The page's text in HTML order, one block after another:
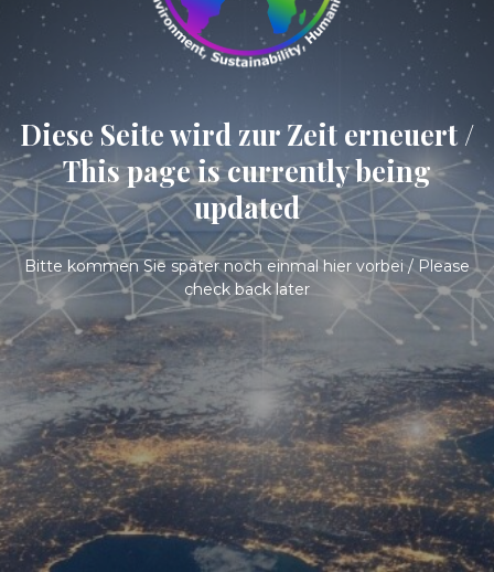
Diese Seite wird zur Zeit erneuert /
This page is currently being
updated
Bitte kommen Sie später noch einmal hier vorbei / Please
check back later